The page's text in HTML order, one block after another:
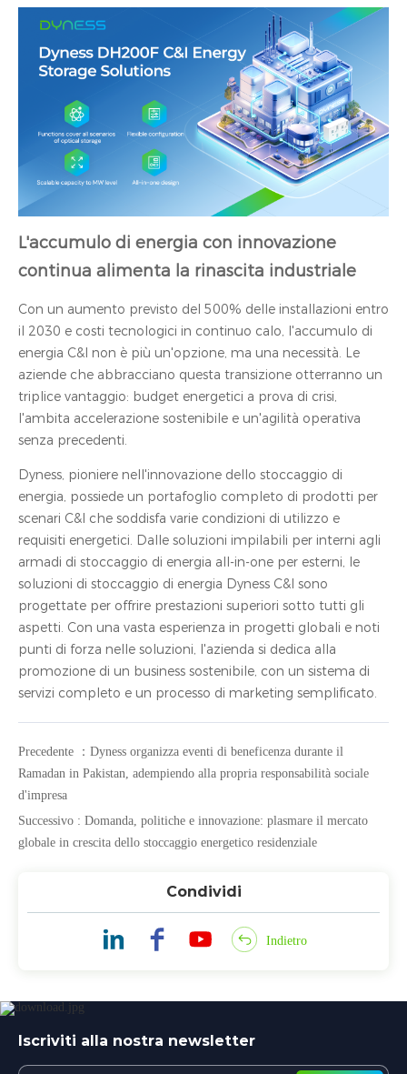
L'accumulo di energia con innovazione
continua alimenta la rinascita industriale
Con un aumento previsto del 500% delle installazioni entro
il 2030 e costi tecnologici in continuo calo, l'accumulo di
energia C&I non è più un'opzione, ma una necessità. Le
aziende che abbracciano questa transizione otterranno un
triplice vantaggio: budget energetici a prova di crisi,
l'ambita accelerazione sostenibile e un'agilità operativa
senza precedenti.
Dyness, pioniere nell'innovazione dello stoccaggio di
energia, possiede un portafoglio completo di prodotti per
scenari C&I che soddisfa varie condizioni di utilizzo e
requisiti energetici. Dalle soluzioni impilabili per interni agli
armadi di stoccaggio di energia all-in-one per esterni, le
soluzioni di stoccaggio di energia Dyness C&I sono
progettate per offrire prestazioni superiori sotto tutti gli
aspetti. Con una vasta esperienza in progetti globali e noti
punti di forza nelle soluzioni, l'azienda si dedica alla
promozione di un business sostenibile, con un sistema di
servizi completo e un processo di marketing semplificato.
Precedente ：Dyness organizza eventi di beneficenza durante il
Ramadan in Pakistan, adempiendo alla propria responsabilità sociale
d'impresa
Successivo : Domanda, politiche e innovazione: plasmare il mercato
globale in crescita dello stoccaggio energetico residenziale
Condividi
Indietro
Iscriviti alla nostra newsletter